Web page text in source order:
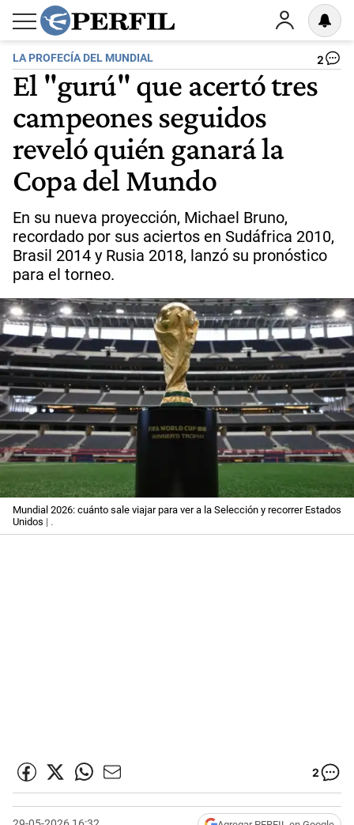
LA PROFECÍA DEL MUNDIAL 2
El "gurú" que acertó tres
campeones seguidos
reveló quién ganará la
Copa del Mundo
En su nueva proyección, Michael Bruno,
recordado por sus aciertos en Sudáfrica 2010,
Brasil 2014 y Rusia 2018, lanzó su pronóstico
para el torneo.
Mundial 2026: cuánto sale viajar para ver a la Selección y recorrer Estados
Unidos | .
2